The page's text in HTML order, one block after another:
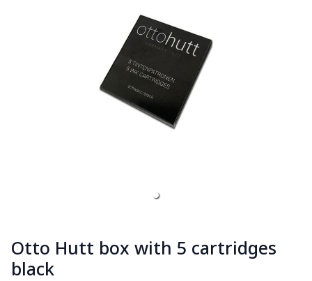
Otto Hutt box with 5 cartridges
black